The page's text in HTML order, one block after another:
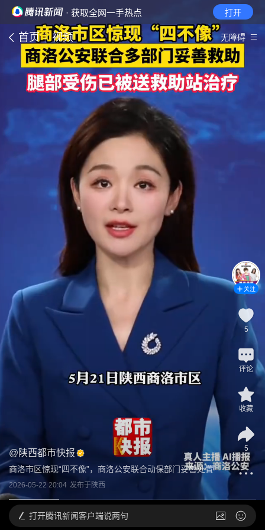
· 获取全网一手热点 打开
首页 视频 无障碍
@陕西都市快报
商洛市区惊现“四不像”，商洛公安联合动保部门妥善处置
2026-05-22 20:04 发布于陕西
关注
5
评论
收藏
5
打开腾讯新闻客户端说两句